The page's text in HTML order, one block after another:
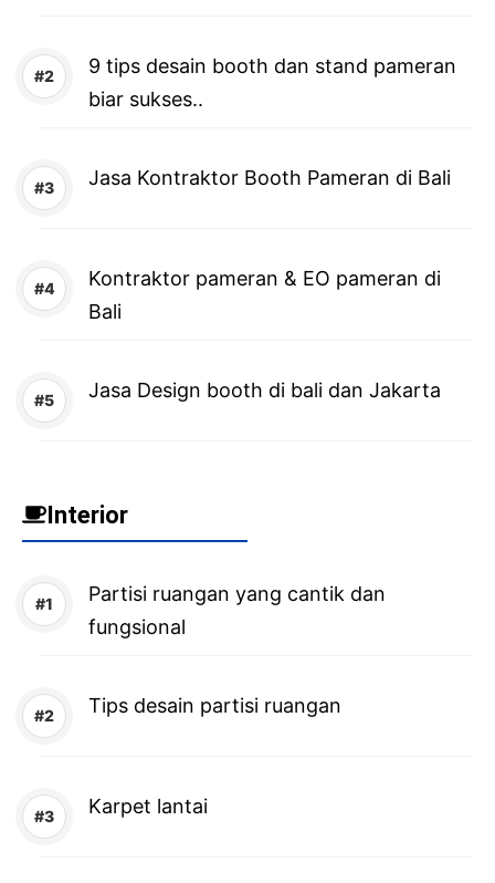
9 tips desain booth dan stand pameran
biar sukses..
Jasa Kontraktor Booth Pameran di Bali
Kontraktor pameran & EO pameran di
Bali
Jasa Design booth di bali dan Jakarta
Interior
Partisi ruangan yang cantik dan
fungsional
Tips desain partisi ruangan
Karpet lantai